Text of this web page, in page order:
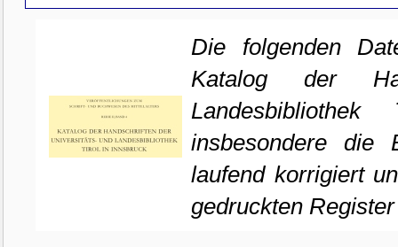
Die folgenden
Katalog der
insbesondere die
laufend korrigiert
gedruckten